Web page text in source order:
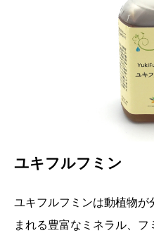
ユキフルフミン
ユキフルフミンは動植物
まれる豊富なミネラル、フ